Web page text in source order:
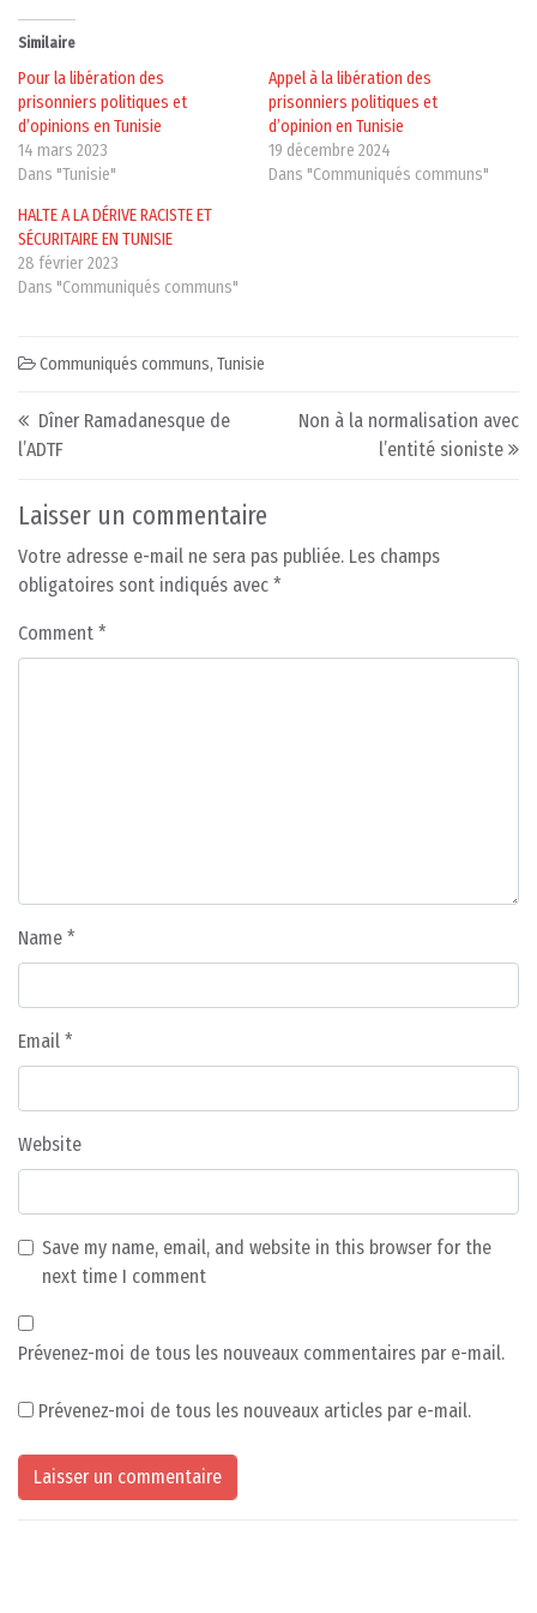
Similaire
Pour la libération des
prisonniers politiques et
d’opinions en Tunisie
14 mars 2023
Dans "Tunisie"
Appel à la libération des
prisonniers politiques et
d’opinion en Tunisie
19 décembre 2024
Dans "Communiqués communs"
HALTE A LA DÉRIVE RACISTE ET
SÉCURITAIRE EN TUNISIE
28 février 2023
Dans "Communiqués communs"
Communiqués communs, Tunisie
Post navigation
Dîner Ramadanesque de
l’ADTF
Non à la normalisation avec
l’entité sioniste
Laisser un commentaire
Votre adresse e-mail ne sera pas publiée. Les champs
obligatoires sont indiqués avec *
Comment *
Name *
Email *
Website
Save my name, email, and website in this browser for the
next time I comment
Prévenez-moi de tous les nouveaux commentaires par e-mail.
Prévenez-moi de tous les nouveaux articles par e-mail.